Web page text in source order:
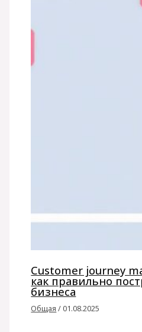
Customer journey
как правильно
бизнеса
Общая / 01.08.2025